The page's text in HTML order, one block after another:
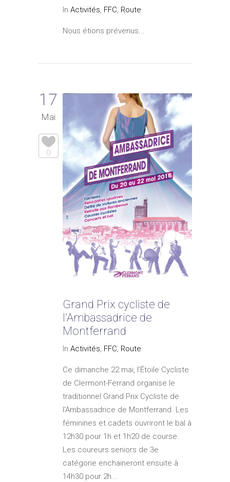
In Activités, FFC, Route
Nous étions prévenus...
17
Mai
0
Grand Prix cycliste de
l’Ambassadrice de
Montferrand
In Activités, FFC, Route
Ce dimanche 22 mai, l’Étoile Cycliste
de Clermont-Ferrand organise le
traditionnel Grand Prix Cycliste de
l'Ambassadrice de Montferrand. Les
féminines et cadets ouvriront le bal à
12h30 pour 1h et 1h20 de course.
Les coureurs seniors de 3e
catégorie enchaineront ensuite à
14h30 pour 2h...